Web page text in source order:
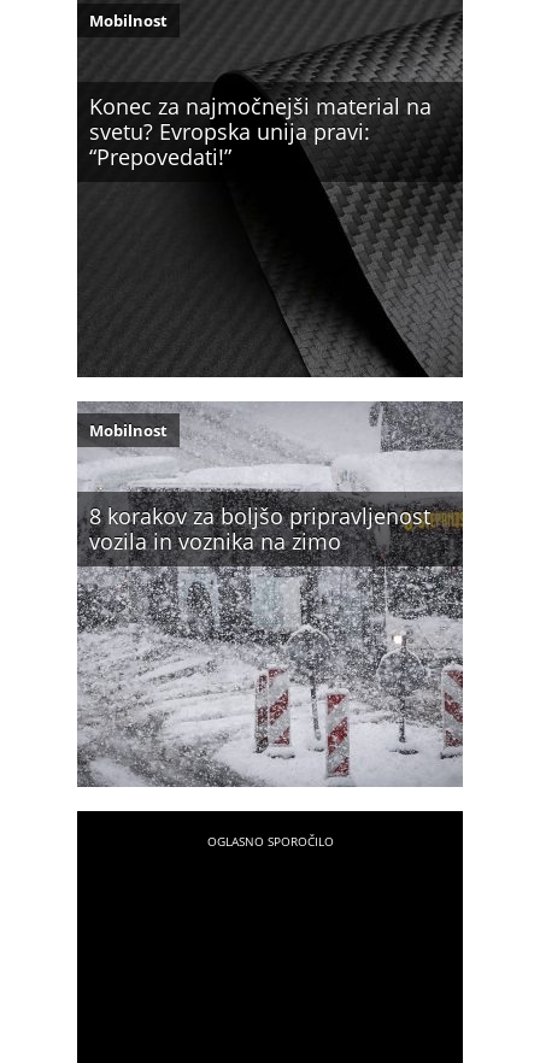
Konec za najmočnejši material na
svetu? Evropska unija pravi:
“Prepovedati!”
Mobilnost
8 korakov za boljšo pripravljenost
vozila in voznika na zimo
Mobilnost